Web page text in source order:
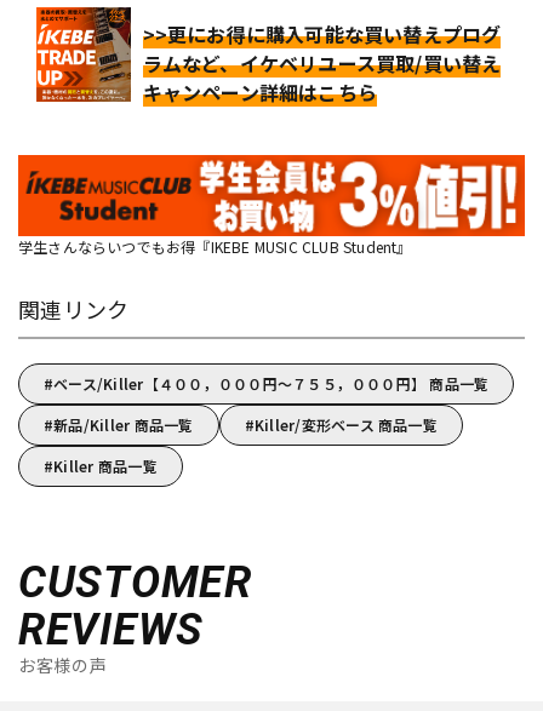
>>更にお得に購入可能な買い替えプログ
ラムなど、イケベリユース買取/買い替え
キャンペーン詳細はこちら
学生さんならいつでもお得『IKEBE MUSIC CLUB Student』
関連リンク
ベース/Killer【４００，０００円～７５５，０００円】 商品一覧
新品/Killer 商品一覧
Killer/変形ベース 商品一覧
Killer 商品一覧
CUSTOMER
REVIEWS
お客様の声